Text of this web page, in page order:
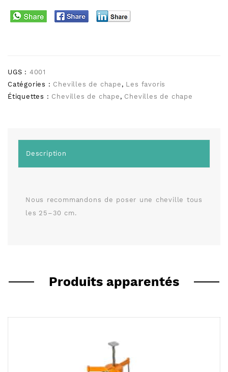
UGS : 4001
Catégories : Chevilles de chape , Les favoris
Étiquettes : Chevilles de chape , Chevilles de chape
Description
Nous recommandons de poser une cheville tous
les 25–30 cm.
Produits apparentés